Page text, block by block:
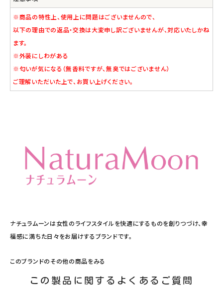
※商品の特性上、使用上に問題はございませんので、
以下の理由での返品・交換は大変申し訳ございませんが、対応いたしかね
ます。
※外装にしわがある
※匂いが気になる（無香料ですが、無臭ではございません）
ご理解いただいた上で、お買い上げください。
ナチュラムーンは女性のライフスタイルを快適にするものを創りつづけ、幸
福感に満ちた日々をお届けするブランドです。
このブランドのその他の商品をみる
この製品に関するよくあるご質問